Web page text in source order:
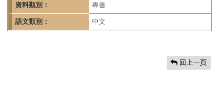
所-
首
頁
資料類別： 專書
語文類別： 中文
回上一頁